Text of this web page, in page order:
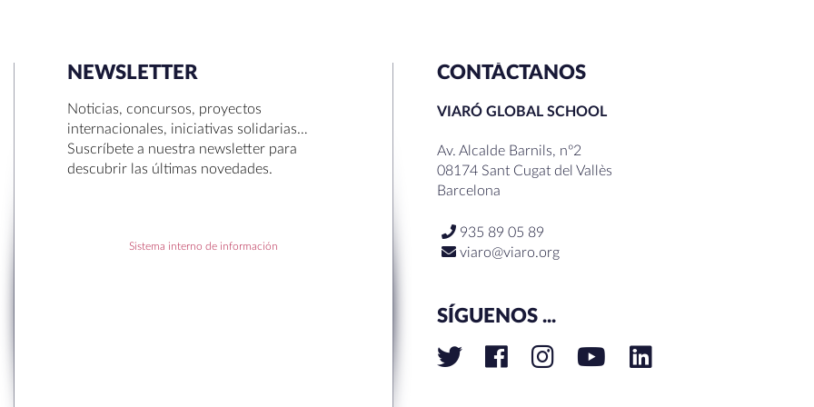
SEARCH
RECENT POSTS
en Sant Cugat
NEWSLETTER
Noticias, concursos, proyectos
internacionales, iniciativas solidarias…
Suscríbete a nuestra newsletter para
descubrir las últimas novedades.
Sistema interno de información
CONTÁCTANOS
VIARÓ GLOBAL SCHOOL
Av. Alcalde Barnils, nº2
08174 Sant Cugat del Vallès
Barcelona
935 89 05 89
viaro@viaro.org
SÍGUENOS ...